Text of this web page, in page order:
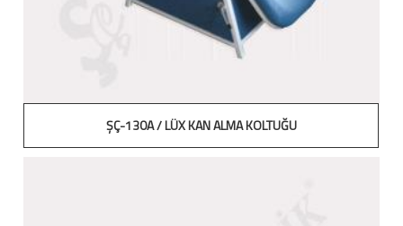
ŞÇ-130A / LÜX KAN ALMA KOLTUĞU